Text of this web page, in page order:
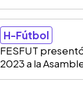
H-Fútbol
FESFUT
2023 a la